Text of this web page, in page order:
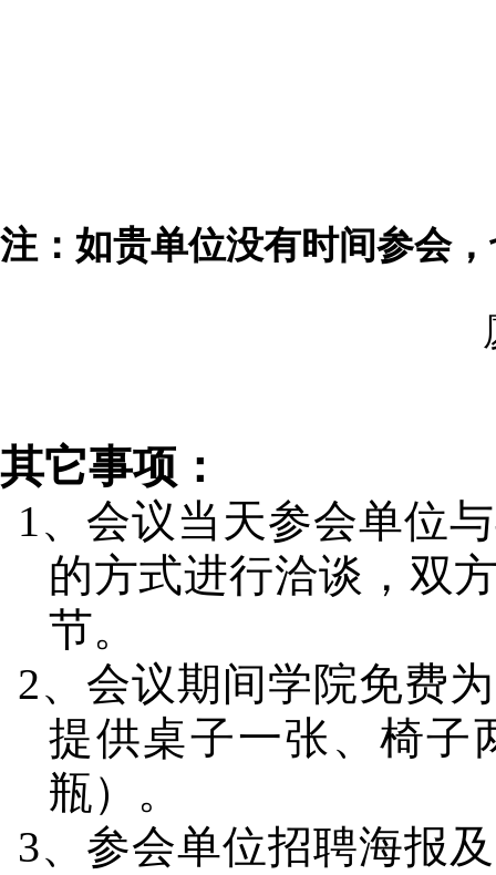
注：如贵单位没有时间参会
其它事项：
1、 会议当天参会单位
的方式进行洽谈，双
节。
2、会议期间学院免费
提供桌子一张、椅子
瓶） 。
3、参会单位招聘海报